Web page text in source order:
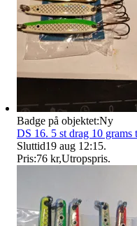
Badge på objektet:Ny
DS 16. 5 st drag 10
Sluttid19 aug 12:15.
Pris:76 kr,Utropspris.